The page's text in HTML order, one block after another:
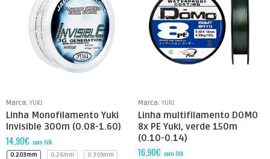
Marca: YUKI
Linha Monofilamento Yuki
Invisible 300m (0.08-1.60)
14,90€ com IVA
0.203mm 0.26mm
0.309mm
Marca: YUKI
Linha multifilamento DOMO
8x PE Yuki, verde 150m
(0.10-0.14)
16,90€ com IVA